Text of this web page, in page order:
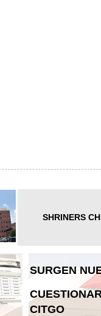
SHRINERS
SURGEN
CITGO